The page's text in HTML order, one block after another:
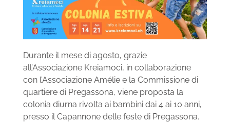
Durante il mese di agosto, grazie
all’Associazione Kreiamoci, in collaborazione
con l’Associazione Amélie e la Commissione di
quartiere di Pregassona, viene proposta la
colonia diurna rivolta ai bambini dai 4 ai 10 anni,
presso il Capannone delle feste di Pregassona.